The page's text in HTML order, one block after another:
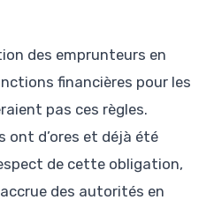
des emprunteurs en
financières pour les
pas ces règles.
ont d’ores et déjà été
de cette obligation,
des autorités en